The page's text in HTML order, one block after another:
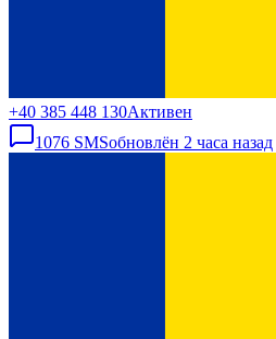
+40 385 448 130Активен
1076 SMSобновлён 2 часа назад